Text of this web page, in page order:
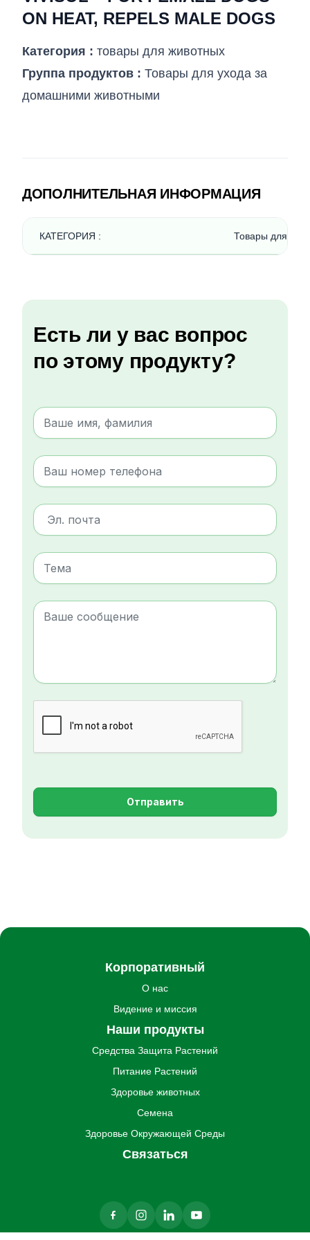
ON HEAT, REPELS MALE DOGS
Категория : товары для животных
Группа продуктов : Товары для ухода за
домашними животными
ДОПОЛНИТЕЛЬНАЯ ИНФОРМАЦИЯ
КАТЕГОРИЯ : Товары для
Есть ли у вас вопрос
по этому продукту?
Отправить
Корпоративный
О нас
Видение и миссия
Наши продукты
Средства Защита Pастений
Питание Pастений
Здоровье животных
Семена
Здоровье Oкружающей Cреды
Связаться